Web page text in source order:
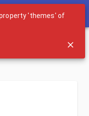
'themes' of